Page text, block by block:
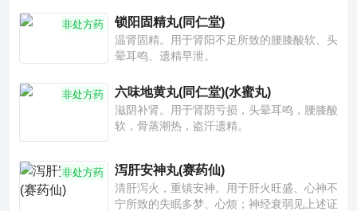
非处方药 锁阳固精丸(同仁堂)
温肾固精。用于肾阳不足所致的腰膝酸软、头
晕耳鸣、遗精早泄。
非处方药 六味地黄丸(同仁堂)(水蜜丸)
滋阴补肾。用于肾阴亏损，头晕耳鸣，腰膝酸
软，骨蒸潮热，盗汗遗精。
非处方药 泻肝安神丸(赛药仙)
清肝泻火，重镇安神。用于肝火旺盛、心神不
宁所致的失眠多梦、心烦；神经衰弱见上述证